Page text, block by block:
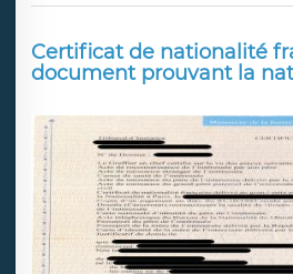
Certificat de nationalité
document prouvant la